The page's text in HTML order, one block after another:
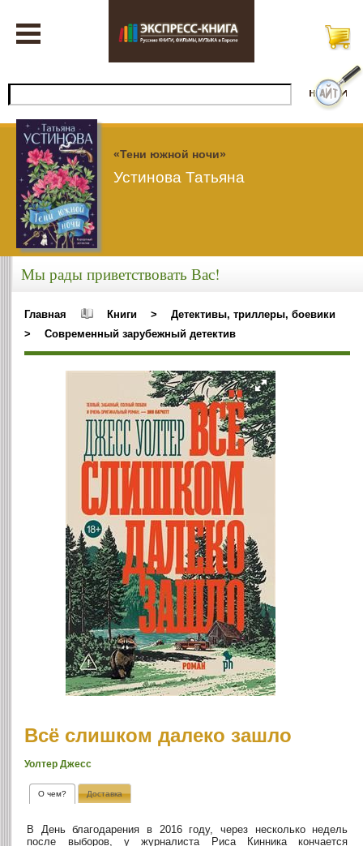
«Тени южной ночи»
Устинова Татьяна
Мы рады приветствовать Вас!
Главная Книги >
Детективы, триллеры, боевики
>
Современный зарубежный детектив
Всё слишком далеко зашло
Уолтер Джесс
О чем? Доставка
В День благодарения в 2016 году, через несколько недель
после выборов, у журналиста Риса Кинника кончается